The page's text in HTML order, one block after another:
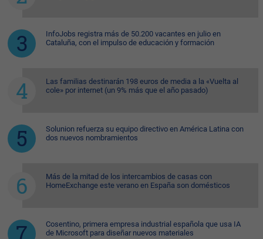
InfoJobs registra más de 50.200 vacantes en julio en
Cataluña, con el impulso de educación y formación
Las familias destinarán 198 euros de media a la «Vuelta al
cole» por internet (un 9% más que el año pasado)
Solunion refuerza su equipo directivo en América Latina con
dos nuevos nombramientos
Más de la mitad de los intercambios de casas con
HomeExchange este verano en España son domésticos
Cosentino, primera empresa industrial española que usa IA
de Microsoft para diseñar nuevos materiales